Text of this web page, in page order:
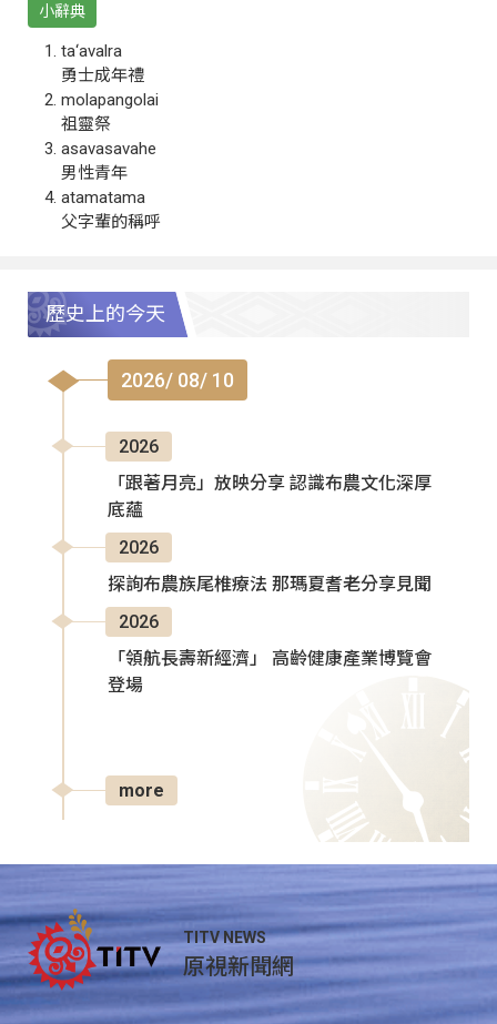
小辭典
ta‘avalra
勇士成年禮
molapangolai
祖靈祭
asavasavahe
男性青年
atamatama
父字輩的稱呼
歷史上的今天
2026/ 08/ 10
2026
「跟著月亮」放映分享 認識布農文化深厚
底蘊
2026
探詢布農族尾椎療法 那瑪夏耆老分享見聞
2026
「領航長壽新經濟」 高齡健康產業博覽會
登場
more
TITV NEWS
原視新聞網